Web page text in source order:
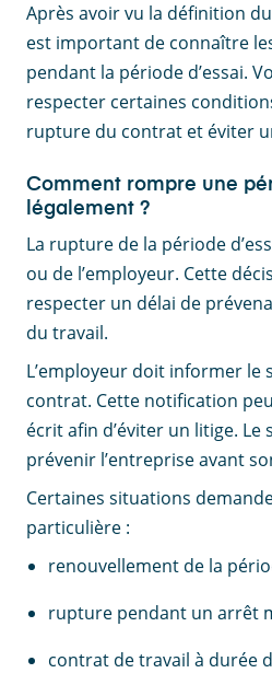
Après avoir vu la définition
est important de connaître
pendant la période d’essai.
respecter certaines
rupture du contrat et éviter
Comment rompre une
légalement ?
La rupture de la période
ou de l’employeur. Cette
respecter un délai de
du travail.
L’employeur doit informer le
contrat. Cette notification
écrit afin d’éviter un litige.
prévenir l’entreprise avant
Certaines situations
particulière :
renouvellement de la
rupture pendant un arrêt
contrat de travail à durée